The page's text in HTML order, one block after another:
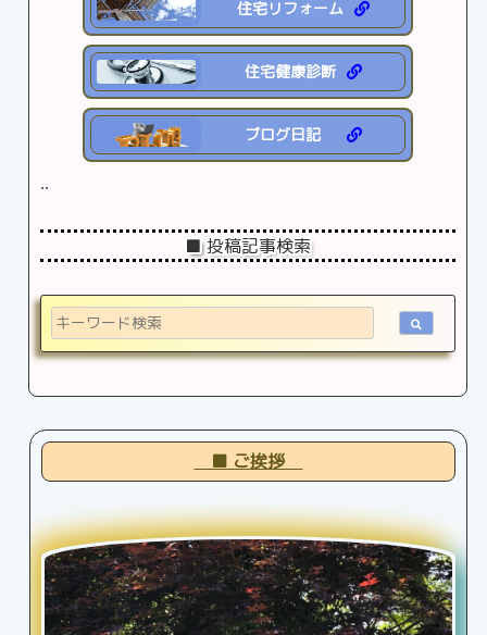
住宅リフォーム
住宅健康診断
ブログ日記
..
■ 投稿記事検索
■ ご挨拶